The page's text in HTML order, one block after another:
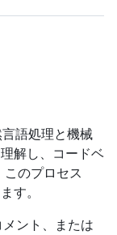
語処理と機械
解し、コードベ
のプロセス
す。
ント、または